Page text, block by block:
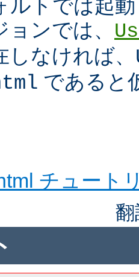
ルトでは起
ンでは、
しなければ、
であると
チュート